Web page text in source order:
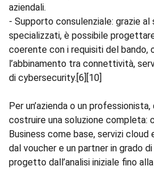
aziendali.
- Supporto consulenziale: grazie
specializzati, è possibile
coerente con i requisiti del bando,
l’abbinamento tra connettività,
di cybersecurity.[6][10]
Per un’azienda o un
costruire una soluzione completa:
Business come base, servizi cloud
dal voucher e un partner in grado
progetto dall’analisi iniziale fino